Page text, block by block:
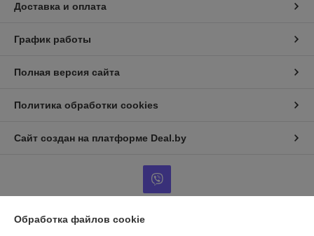
Доставка и оплата
График работы
Полная версия сайта
Политика обработки cookies
Сайт создан на платформе Deal.by
Обработка файлов cookie